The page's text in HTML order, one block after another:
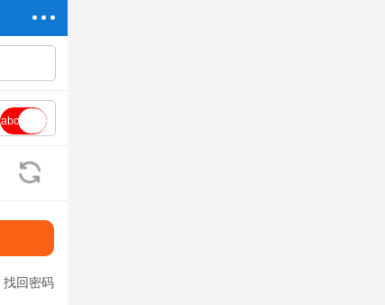
abc
找回密码